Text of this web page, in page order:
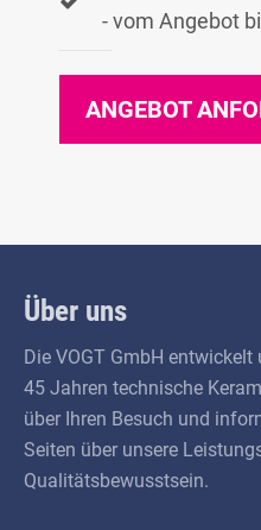
- vom Angebot
ANGEBOT
Über uns
Die VOGT GmbH
45 Jahren technische
über Ihren Besuch und
Seiten über unsere
Qualitäts­bewusstsein.